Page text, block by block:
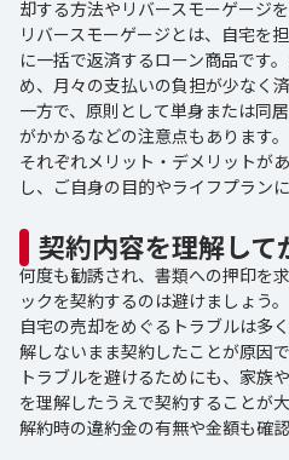
却する方法やリバースモーゲージ
リバースモーゲージとは、自宅を
に一括で返済するローン商品です
め、月々の支払いの負担が少なく済
一方で、原則として単身または同
がかかるなどの注意点もあります。
それぞれメリット・デメリットが
し、ご自身の目的やライフプラン
契約内容を理解して
何度も勧誘され、書類への押印を
ックを契約するのは避けましょう。
自宅の売却をめぐるトラブルは多
解しないまま契約したことが原因で
トラブルを避けるためにも、家族
を理解したうえで契約することが
解約時の違約金の有無や金額も確認